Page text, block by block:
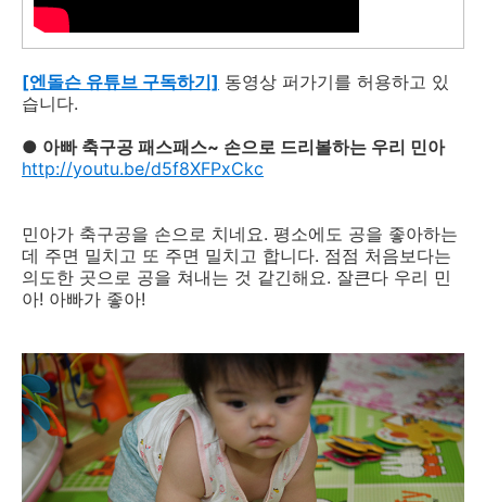
[엔돌슨 유튜브 구독하기] 동영상 퍼가기를 허용하고 있
습니다.
● 아빠 축구공 패스패스~ 손으로 드리볼하는 우리 민아
http://youtu.be/d5f8XFPxCkc
민아가 축구공을 손으로 치네요. 평소에도 공을 좋아하는
데 주면 밀치고 또 주면 밀치고 합니다. 점점 처음보다는
의도한 곳으로 공을 쳐내는 것 같긴해요. 잘큰다 우리 민
아! 아빠가 좋아!